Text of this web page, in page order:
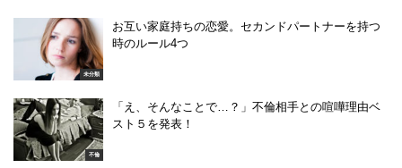
未分類
お互い家庭持ちの恋愛。セカンドパートナーを持つ
時のルール4つ
不倫
「え、そんなことで…？」不倫相手との喧嘩理由ベ
スト５を発表！